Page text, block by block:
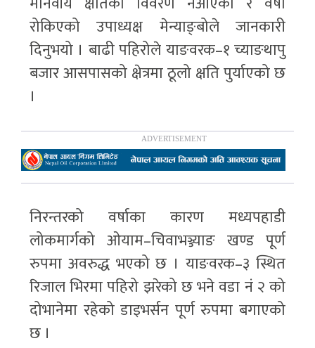
रोकिएको उपाध्यक्ष मेन्याङ्बोले जानकारी
दिनुभयो । बाढी पहिरोले याङवरक–१ च्याङथापु
बजार आसपासको क्षेत्रमा ठूलो क्षति पुर्याएको छ
।
निरन्तरको वर्षाका कारण मध्यपहाडी
लोकमार्गको ओयाम–चिवाभञ्ज्याङ खण्ड पूर्ण
रुपमा अवरुद्ध भएको छ । याङवरक–३ स्थित
रिजाल भिरमा पहिरो झरेको छ भने वडा नं २ को
दोभानेमा रहेको डाइभर्सन पूर्ण रुपमा बगाएको
छ ।